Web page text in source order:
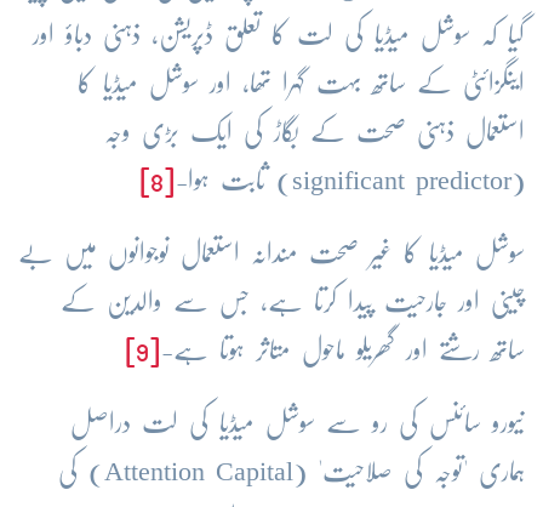
گیا کہ سوشل میڈیا کی لت کا تعلق ڈپریشن، ذہنی دباؤ اور
اینگزائٹی کے ساتھ بہت گہرا تھا، اور سوشل میڈیا کا
استعمال ذہنی صحت کے بگاڑ کی ایک بڑی وجہ
(significant predictor) ثابت ہوا-
سوشل میڈیا کا غیر صحت مندانہ استعمال نوجوانوں میں بے
چینی اور جارحیت پیدا کرتا ہے، جس سے والدین کے
ساتھ رشتے اور گھریلو ماحول متاثر ہوتا ہے-
نیورو سائنس کی رو سے سوشل میڈیا کی لت دراصل
ہماری 'توجہ کی صلاحیت' (Attention Capital) کی